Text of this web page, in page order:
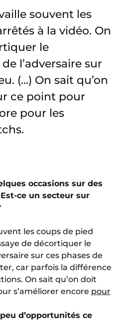
souvent les
à la vidéo. On
le
l’adversaire sur
(...) On sait qu’on
ce point pour
pour les
occasions sur des
ce un secteur sur
les coups de pied
de décortiquer le
sur ces phases de
car parfois la différence
On sait qu’on doit
s’améliorer encore pour
d’opportunités ce